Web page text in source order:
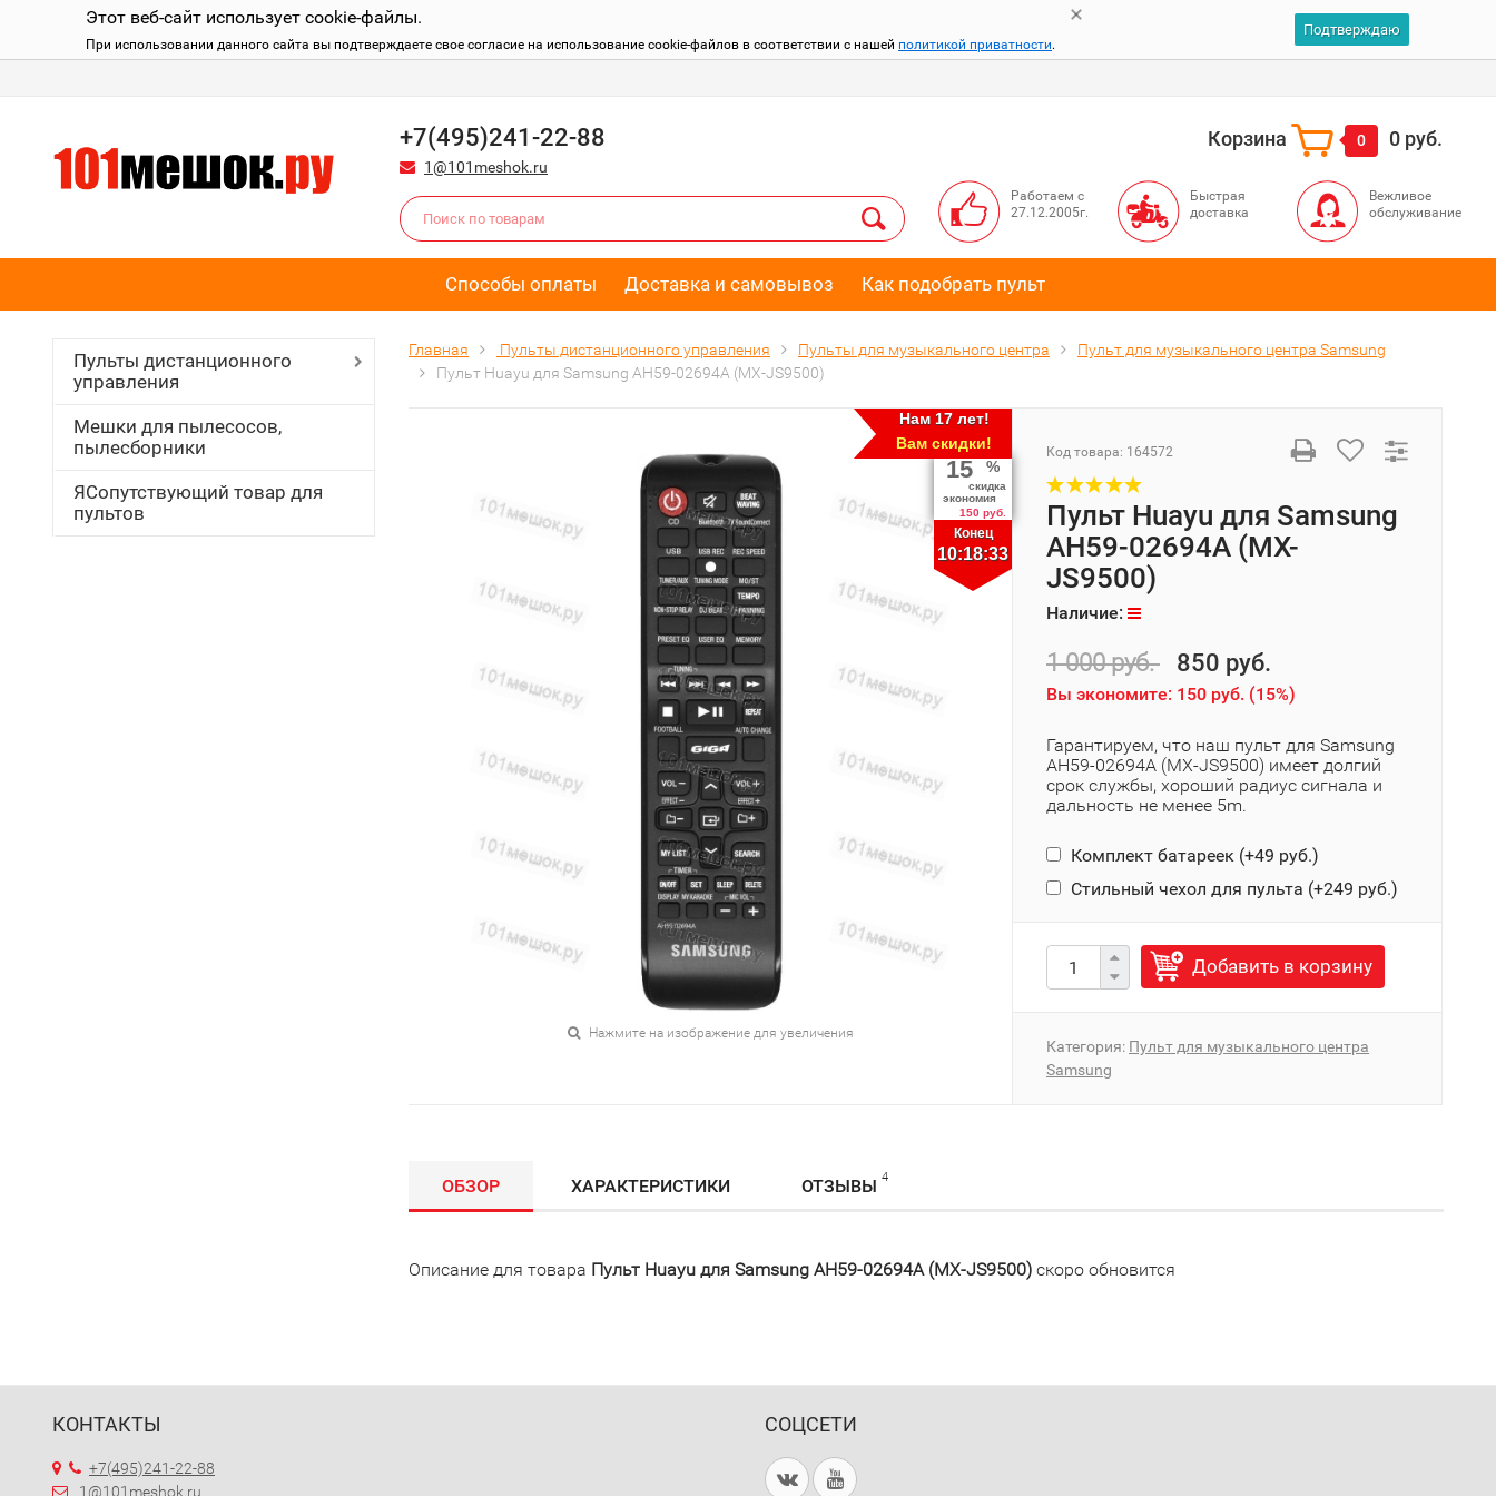
Этот веб-сайт использует cookie-файлы.
При использовании данного сайта вы подтверждаете свое согласие на использование cookie-файлов в соответствии с нашей политикой приватности.
Подтверждаю
+7(495)241-22-88
1@101meshok.ru
Корзина 0 0 руб.
Работаем с
27.12.2005г.
Быстрая
доставка
Вежливое
обслуживание
Способы оплаты Доставка и самовывоз Как подобрать пульт
Пульты дистанционного
управления
Мешки для пылесосов,
пылесборники
ЯСопутствующий товар для
пультов
Главная Пульты дистанционного управления Пульты для музыкального центра
Пульт для музыкального центра Samsung
Пульт Huayu для Samsung AH59-02694A (MX-JS9500)
Нажмите на изображение для увеличения
Нам 17 лет!
Вам скидки!
Конец
10:18:33
15 %
скидка
экономия
150 руб.
Код товара: 164572
Пульт Huayu для Samsung
AH59-02694A (MX-
JS9500)
Наличие:
1 000 руб. 850 руб.
Вы экономите: 150 руб. (15%)
Гарантируем, что наш пульт для Samsung
AH59-02694A (MX-JS9500) имеет долгий
срок службы, хороший радиус сигнала и
дальность не менее 5m.
Комплект батареек (+49 руб.)
Стильный чехол для пульта (+249 руб.)
Добавить в корзину
Категория: Пульт для музыкального центра
Samsung
ОБЗОР ХАРАКТЕРИСТИКИ ОТЗЫВЫ 4
Описание для товара Пульт Huayu для Samsung AH59-02694A (MX-JS9500) скоро обновится
КОНТАКТЫ
+7(495)241-22-88
1@101meshok.ru
СОЦСЕТИ